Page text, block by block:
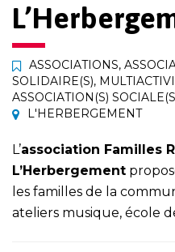
ASSOCIATIONS,
SOLIDAIRE(S),
ASSOCIATION(S)
L'HERBERGEMENT
L’association Familles
L’Herbergement
les familles de la
ateliers musique, école